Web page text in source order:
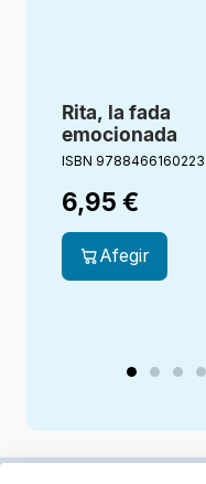
Rita, la fada
emocionada
ISBN 9788466160223
6,95 €
Afegir